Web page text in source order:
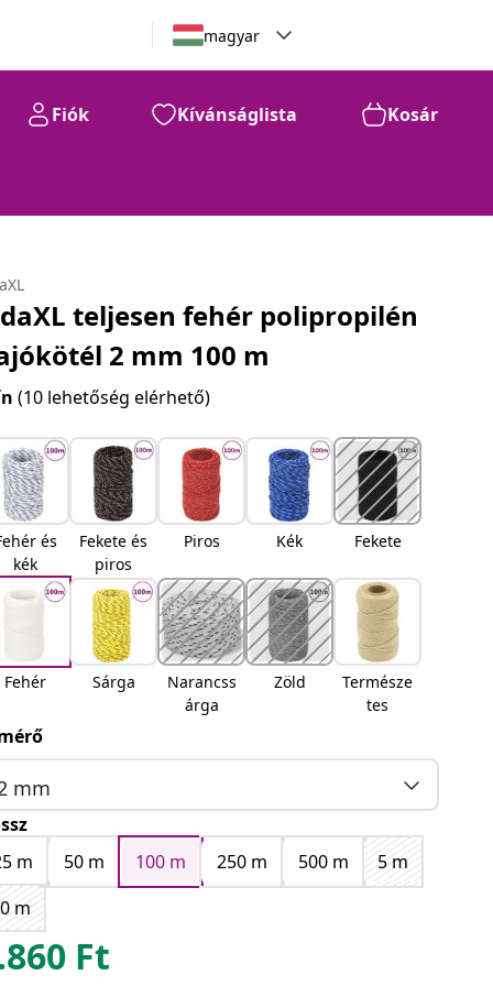
magyar
Fiók Kívánságlista Kosár
teljesen fehér polipropilén
2 mm 100 m
(10 lehetőség elérhető)
és
kék
Fekete és
piros
Piros Kék Fekete
Fehér Sárga
Narancss
árga
Zöld
Természe
tes
mm
m
50 m 100 m 250 m 500 m
5 m
m
Ft